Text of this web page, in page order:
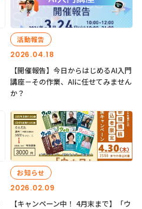
2026.04.18
活動報告
【開催報告】今日からはじめるAI入門
講座－その作業、AIに任せてみません
か？
2026.02.09
お知らせ
【キャンペーン中！ 4月末まで】「ウ